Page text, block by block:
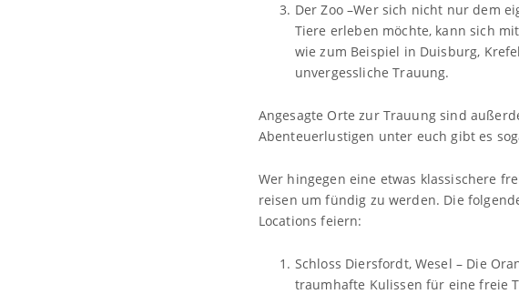
Der Zoo –Wer sich nicht nur dem
Tiere erleben möchte, kann sich
wie zum Beispiel in Duisburg,
unvergessliche Trauung.
Angesagte Orte zur Trauung sind
Abenteuerlustigen unter euch gibt es
Wer hingegen eine etwas klassischere
reisen um fündig zu werden. Die
Locations feiern:
Schloss Diersfordt, Wesel – Die
traumhafte Kulissen für eine freie